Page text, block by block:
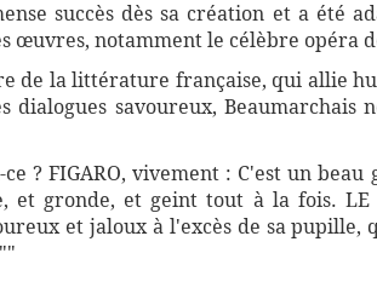
succès dès sa création et a été
œuvres, notamment le célèbre opéra
de la littérature française, qui allie
dialogues savoureux,
? FIGARO, vivement : C'est un
et gronde, et geint tout à la fois.
et jaloux à l'excès de sa pupille,